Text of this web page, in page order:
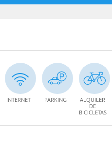
INTERNET PARKING
ALQUILER
DE
BICICLETAS